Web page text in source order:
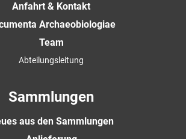
Anfahrt & Kontakt
Archaeobiologiae
Team
Abteilungsleitung
Sammlungen
aus den Sammlungen